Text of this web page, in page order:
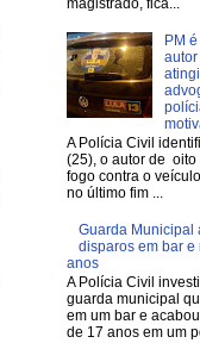
magistrado, fica...
PM
A Polícia Civil
(25), o autor de oito
fogo contra o
no último fim ...
Guarda Municipal
disparos em bar e
anos
A Polícia Civil
guarda municipal
em um bar e
de 17 anos em um